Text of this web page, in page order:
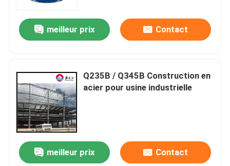
meilleur prix Contact
Q235B / Q345B Construction en
acier pour usine industrielle
meilleur prix Contact